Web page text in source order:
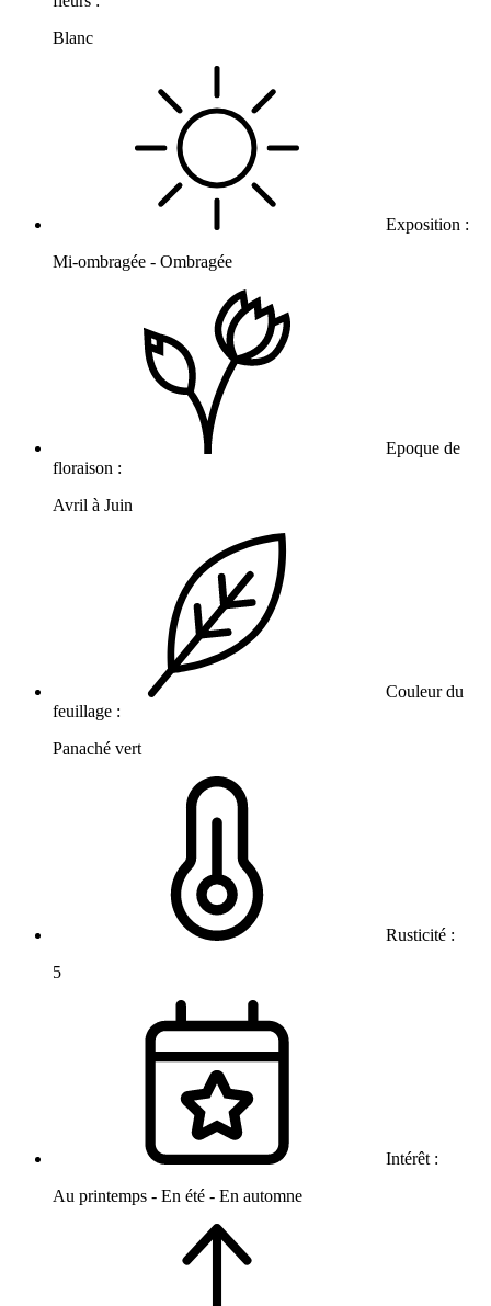
Blanc
Exposition :
Mi-ombragée - Ombragée
Epoque de
floraison :
Avril à Juin
Couleur du
feuillage :
Panaché vert
Rusticité :
5
Intérêt :
Au printemps - En été - En automne